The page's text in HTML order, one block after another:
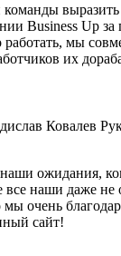
Business Up
мы
их
Ковалев
наши ожидания,
все наши даже
мы очень
сайт!